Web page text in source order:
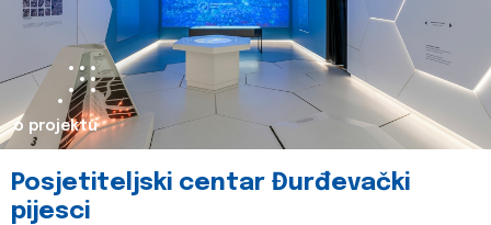
o projektu
Posjetiteljski centar Đurđevački
pijesci